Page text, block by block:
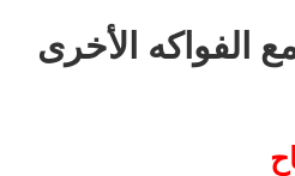
الفواكه الأخرى